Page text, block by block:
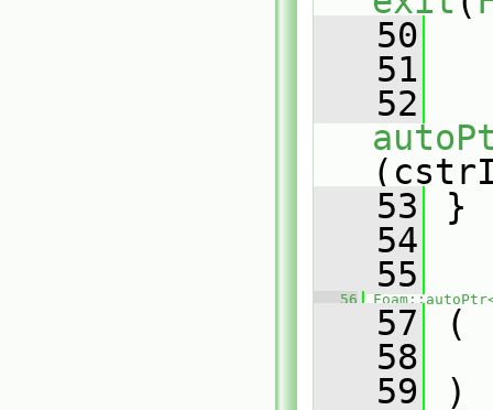
   50
   51
   52
   53
}
   54
   55
   56
   57
(
   58
   59
)